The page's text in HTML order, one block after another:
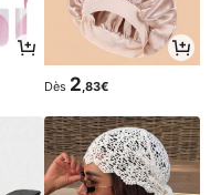
Dès 2 ,83€